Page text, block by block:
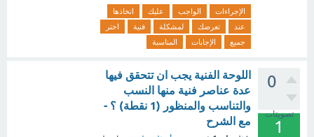
الإجراءات الواجب عليك
اتخاذها
عند
تعرضك لمشكلة فنية
اختر
جميع
الإجابات المناسبة
0
تصويتات
1
اللوحة الفنية يجب ان تتحقق فيها
عدة عناصر فنية منها النسب
والتناسب والمنظور (1 نقطة) ؟ -
مع الشرح